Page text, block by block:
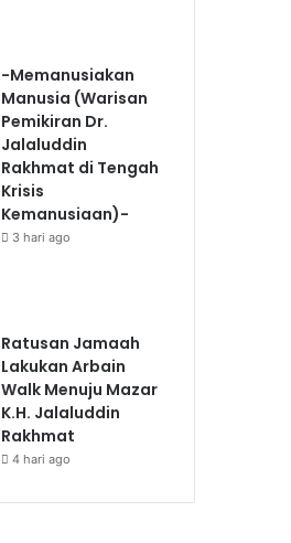
-Memanusiakan
Manusia (Warisan
Pemikiran Dr.
Jalaluddin
Rakhmat di Tengah
Krisis
Kemanusiaan)-
3 hari ago
Ratusan Jamaah
Lakukan Arbain
Walk Menuju Mazar
K.H. Jalaluddin
Rakhmat
4 hari ago